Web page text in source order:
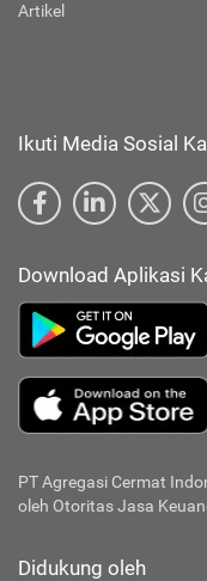
Artikel
Ikuti Media Sosial
Download Aplikasi
PT Agregasi Cermat
oleh Otoritas Jasa
Didukung oleh